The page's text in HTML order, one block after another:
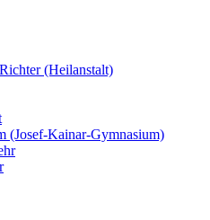
(Heilanstalt)
(Josef-Kainar-Gymnasium)